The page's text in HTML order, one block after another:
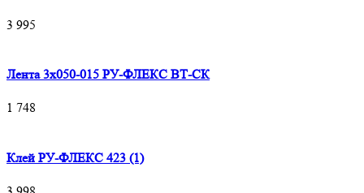
3 995
Лента 3х050-015 РУ-ФЛЕКС ВТ-СК
1 748
Клей РУ-ФЛЕКС 423 (1)